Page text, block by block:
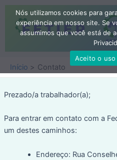
Início Contato
Prezado/a trabalhador(a);
Para entrar em contato com a
um destes caminhos:
Endereço: Rua
Nós utilizamos cookies para
experiência em nosso site. Se
assumimos que você está de
Aceito o